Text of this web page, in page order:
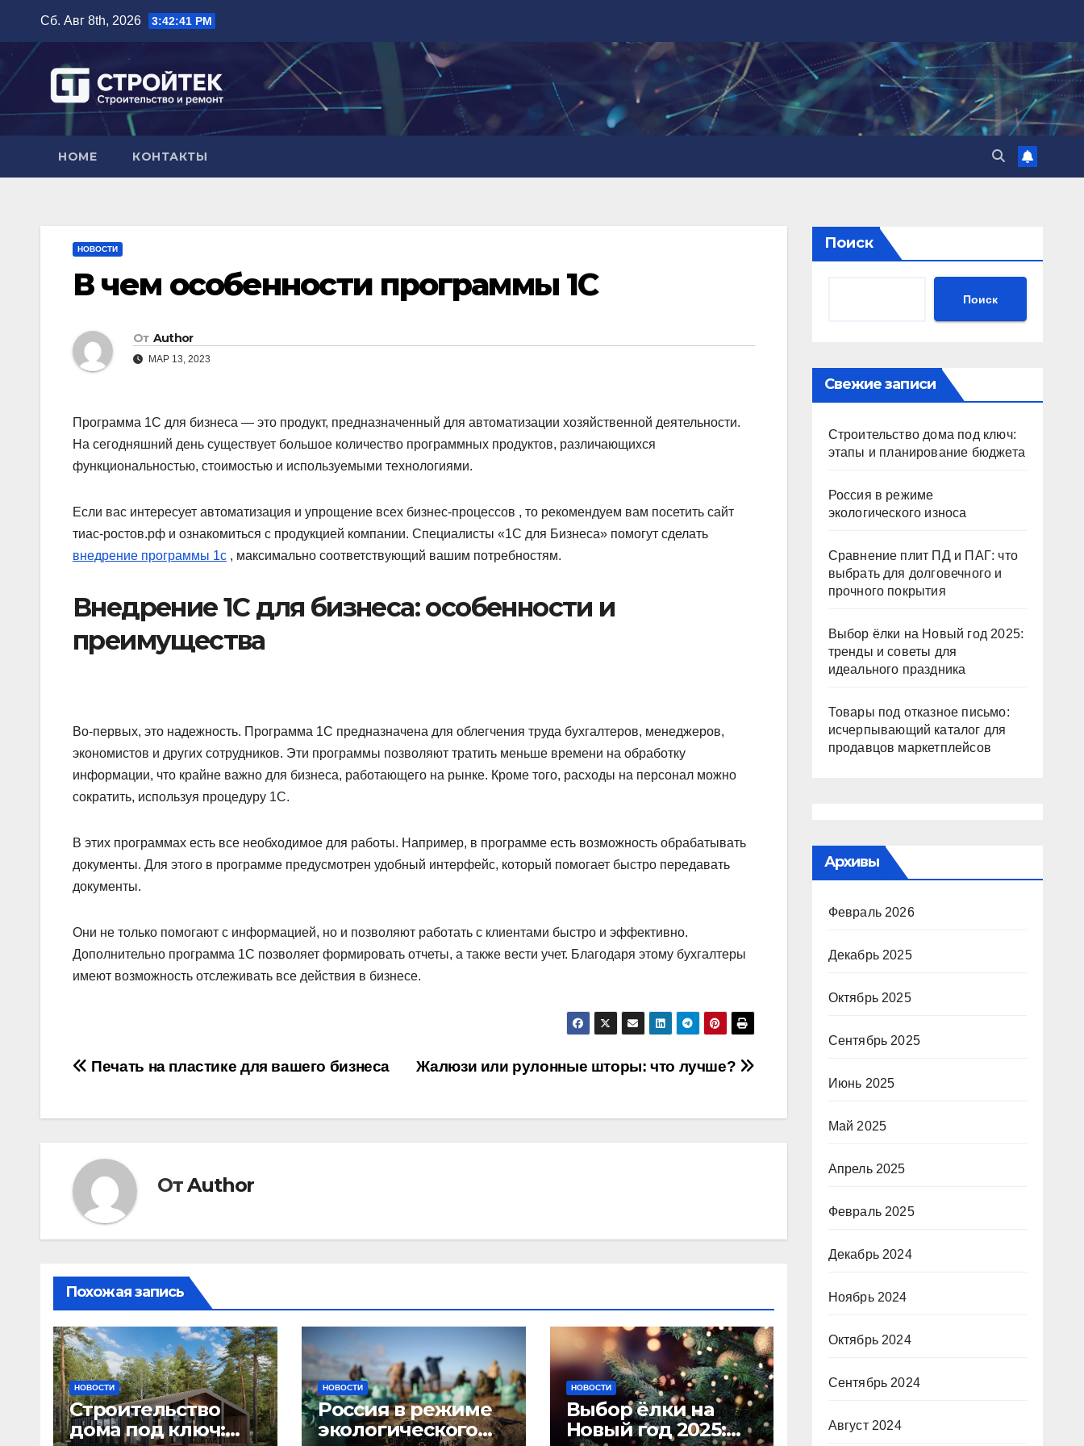
содержимому
Сб. Авг 8th, 2026 3:42:42 PM
HOME КОНТАКТЫ
НОВОСТИ
В чем особенности программы 1С
От Author
МАР 13, 2023
Программа 1С для бизнеса — это продукт, предназначенный для автоматизации хозяйственной деятельности.
На сегодняшний день существует большое количество программных продуктов, различающихся
функциональностью, стоимостью и используемыми технологиями.
Если вас интересует автоматизация и упрощение всех бизнес-процессов , то рекомендуем вам посетить сайт
тиас-ростов.рф и ознакомиться с продукцией компании. Специалисты «1С для Бизнеса» помогут сделать
внедрение программы 1с , максимально соответствующий вашим потребностям.
Внедрение 1С для бизнеса: особенности и
преимущества
Во-первых, это надежность. Программа 1С предназначена для облегчения труда бухгалтеров, менеджеров,
экономистов и других сотрудников. Эти программы позволяют тратить меньше времени на обработку
информации, что крайне важно для бизнеса, работающего на рынке. Кроме того, расходы на персонал можно
сократить, используя процедуру 1С.
В этих программах есть все необходимое для работы. Например, в программе есть возможность обрабатывать
документы. Для этого в программе предусмотрен удобный интерфейс, который помогает быстро передавать
документы.
Они не только помогают с информацией, но и позволяют работать с клиентами быстро и эффективно.
Дополнительно программа 1С позволяет формировать отчеты, а также вести учет. Благодаря этому бухгалтеры
имеют возможность отслеживать все действия в бизнесе.
Навигация
Жалюзи или рулонные шторы: что лучше?
Печать на пластике для вашего бизнеса
ОтAuthor
Похожая запись
НОВОСТИ
Строительство
дома под ключ:
НОВОСТИ
Россия в режиме
экологического
НОВОСТИ
Выбор ёлки на
Новый год 2025:
Поиск
Поиск
Свежие записи
Строительство дома под ключ:
этапы и планирование бюджета
Россия в режиме
экологического износа
Сравнение плит ПД и ПАГ: что
выбрать для долговечного и
прочного покрытия
Выбор ёлки на Новый год 2025:
тренды и советы для
идеального праздника
Товары под отказное письмо:
исчерпывающий каталог для
продавцов маркетплейсов
Архивы
Февраль 2026
Декабрь 2025
Октябрь 2025
Сентябрь 2025
Июнь 2025
Май 2025
Апрель 2025
Февраль 2025
Декабрь 2024
Ноябрь 2024
Октябрь 2024
Сентябрь 2024
Август 2024